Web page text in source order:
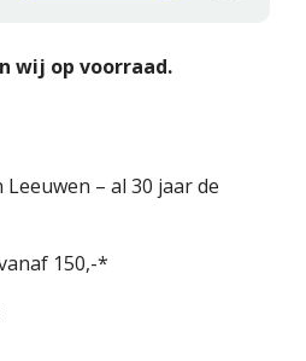
wij op voorraad.
– al 30 jaar de
150,-*